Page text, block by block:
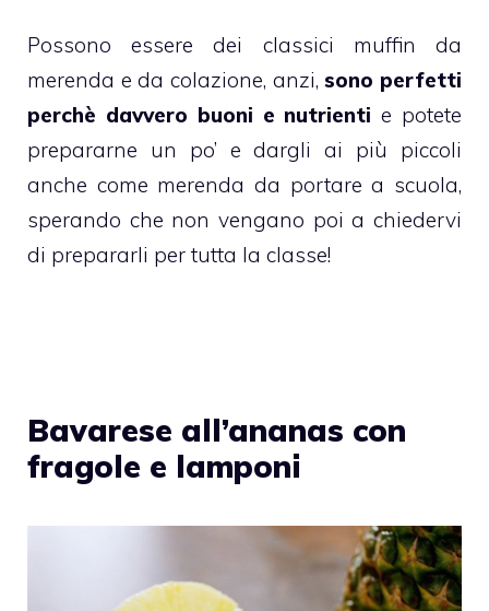
Possono essere dei classici muffin da
merenda e da colazione, anzi,sono perfetti
perchè davvero buoni e nutrienti e potete
prepararne un po’ e dargli ai più piccoli
anche come merenda da portare a scuola,
sperando che non vengano poi a chiedervi
di prepararli per tutta la classe!
Bavarese all’ananas con
fragole e lamponi